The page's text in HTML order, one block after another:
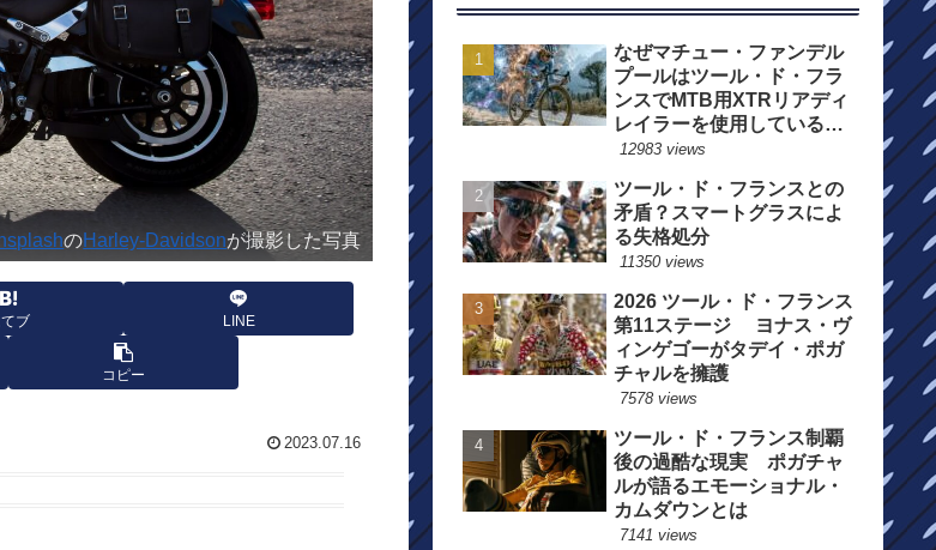
のHarley-Davidsonが撮影した写真
ブ LINE
コピー
2023.07.16
なぜマチュー・ファンデル
プールはツール・ド・フラ
ンスでMTB用XTRリアディ
レイラーを使用しているの
か？
12983 views
ツール・ド・フランスとの
矛盾？スマートグラスによ
る失格処分
11350 views
2026 ツール・ド・フランス
第11ステージ ヨナス・ヴ
ィンゲゴーがタデイ・ポガ
チャルを擁護
7578 views
ツール・ド・フランス制覇
後の過酷な現実 ポガチャ
ルが語るエモーショナル・
カムダウンとは
7141 views